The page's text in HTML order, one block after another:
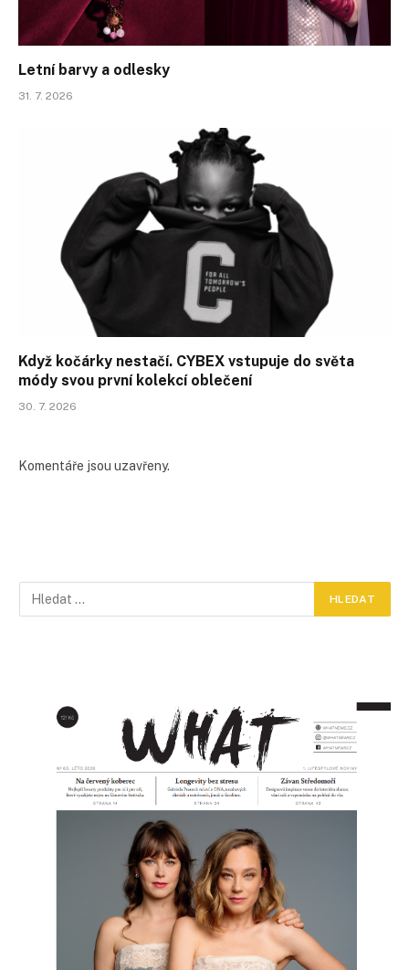
Letní barvy a odlesky
31. 7. 2026
Když kočárky nestačí. CYBEX vstupuje do světa
módy svou první kolekcí oblečení
30. 7. 2026
Komentáře jsou uzavřeny.